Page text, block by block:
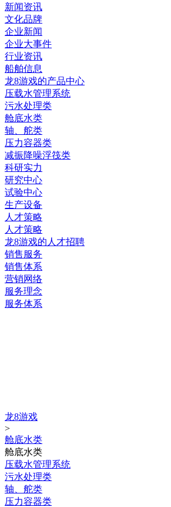
新闻资讯
文化品牌
企业新闻
企业大事件
行业资讯
船舶信息
龙8游戏的产品中心
压载水管理系统
污水处理类
舱底水类
轴、舵类
压力容器类
减振降噪浮筏类
科研实力
研究中心
试验中心
生产设备
人才策略
人才策略
龙8游戏的人才招聘
销售服务
销售体系
营销网络
服务理念
服务体系
龙8游戏
>
舱底水类
舱底水类
压载水管理系统
污水处理类
轴、舵类
压力容器类